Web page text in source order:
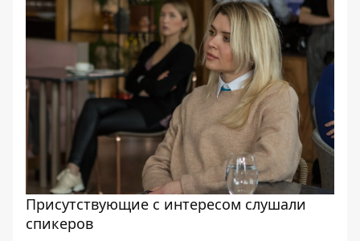
Присутствующие с интересом слушали
спикеров